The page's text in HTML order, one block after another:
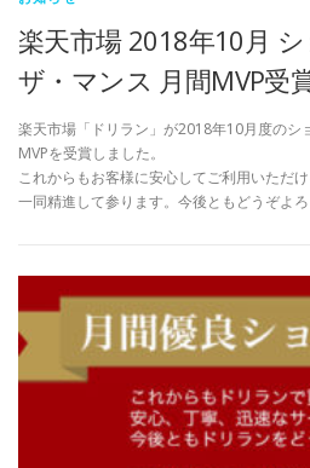
楽天市場 2018年10月
ザ・マンス 月間MVP受
楽天市場「ドリラン」が2018年10月度のシ
MVPを受賞しました。
これからもお客様に安心してご利用いただ
一同精進して参ります。今後ともどうぞよろ